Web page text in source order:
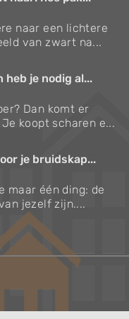
naar een lichtere
van zwart na...
heb je nodig al...
Dan komt er
koopt scharen e...
je bruidskap...
maar één ding: de
jezelf zijn....